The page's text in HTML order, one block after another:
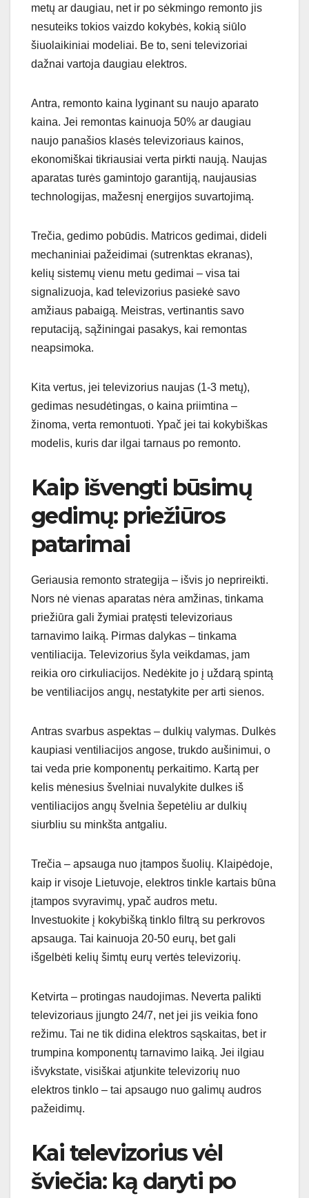
metų ar daugiau, net ir po sėkmingo remonto jis
nesuteiks tokios vaizdo kokybės, kokią siūlo
šiuolaikiniai modeliai. Be to, seni televizoriai
dažnai vartoja daugiau elektros.
Antra, remonto kaina lyginant su naujo aparato
kaina. Jei remontas kainuoja 50% ar daugiau
naujo panašios klasės televizoriaus kainos,
ekonomiškai tikriausiai verta pirkti naują. Naujas
aparatas turės gamintojo garantiją, naujausias
technologijas, mažesnį energijos suvartojimą.
Trečia, gedimo pobūdis. Matricos gedimai, dideli
mechaniniai pažeidimai (sutrenktas ekranas),
kelių sistemų vienu metu gedimai – visa tai
signalizuoja, kad televizorius pasiekė savo
amžiaus pabaigą. Meistras, vertinantis savo
reputaciją, sąžiningai pasakys, kai remontas
neapsimoka.
Kita vertus, jei televizorius naujas (1-3 metų),
gedimas nesudėtingas, o kaina priimtina –
žinoma, verta remontuoti. Ypač jei tai kokybiškas
modelis, kuris dar ilgai tarnaus po remonto.
Kaip išvengti būsimų
gedimų: priežiūros
patarimai
Geriausia remonto strategija – išvis jo neprireikti.
Nors nė vienas aparatas nėra amžinas, tinkama
priežiūra gali žymiai pratęsti televizoriaus
tarnavimo laiką. Pirmas dalykas – tinkama
ventiliacija. Televizorius šyla veikdamas, jam
reikia oro cirkuliacijos. Nedėkite jo į uždarą spintą
be ventiliacijos angų, nestatykite per arti sienos.
Antras svarbus aspektas – dulkių valymas. Dulkės
kaupiasi ventiliacijos angose, trukdo aušinimui, o
tai veda prie komponentų perkaitimo. Kartą per
kelis mėnesius švelniai nuvalykite dulkes iš
ventiliacijos angų švelnia šepetėliu ar dulkių
siurbliu su minkšta antgaliu.
Trečia – apsauga nuo įtampos šuolių. Klaipėdoje,
kaip ir visoje Lietuvoje, elektros tinkle kartais būna
įtampos svyravimų, ypač audros metu.
Investuokite į kokybišką tinklo filtrą su perkrovos
apsauga. Tai kainuoja 20-50 eurų, bet gali
išgelbėti kelių šimtų eurų vertės televizorių.
Ketvirta – protingas naudojimas. Neverta palikti
televizoriaus įjungto 24/7, net jei jis veikia fono
režimu. Tai ne tik didina elektros sąskaitas, bet ir
trumpina komponentų tarnavimo laiką. Jei ilgiau
išvykstate, visiškai atjunkite televizorių nuo
elektros tinklo – tai apsaugo nuo galimų audros
pažeidimų.
Kai televizorius vėl
šviečia: ką daryti po